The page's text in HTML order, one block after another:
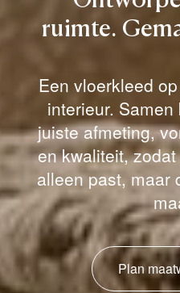
ruimte.
Een vloerkleed
interieur.
juiste afmeting,
en kwaliteit,
alleen past, maar
Plan